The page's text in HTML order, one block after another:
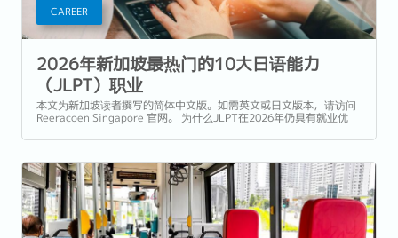
CAREER
2026年新加坡最热门的10大日语能力
（JLPT）职业
本文为新加坡读者撰写的简体中文版。如需英文或日文版本，请访问
Reeracoen Singapore 官网。 为什么JLPT在2026年仍具有就业优
测试（JLPT）成绩。这项语言资历至今仍是新加坡最实用的双语加分